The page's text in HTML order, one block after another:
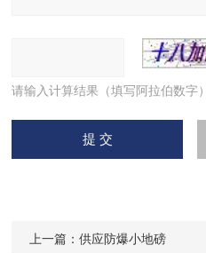
请输入计算结果（填写阿拉伯数字
上一篇：供应防爆小地磅